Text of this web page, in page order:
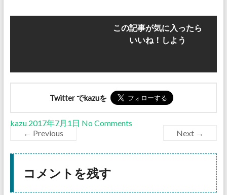
この記事が気に入ったら
いいね！しよう
Twitter でkazuを
kazu 2017年7月1日 No Comments
← Previous
Next →
コメントを残す